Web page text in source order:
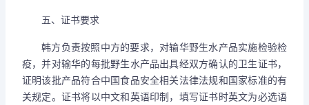
五、证书要求
韩方负责按照中方的要求，对输华野生水产品实施检验检
疫，并对输华的每批野生水产品出具经双方确认的卫生证书，
证明该批产品符合中国食品安全相关法律法规和国家标准的有
关规定。证书将以中文和英语印制，填写证书时英文为必选语